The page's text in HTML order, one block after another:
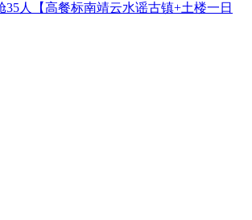
35人【高餐标南靖云水谣古镇+土楼一日